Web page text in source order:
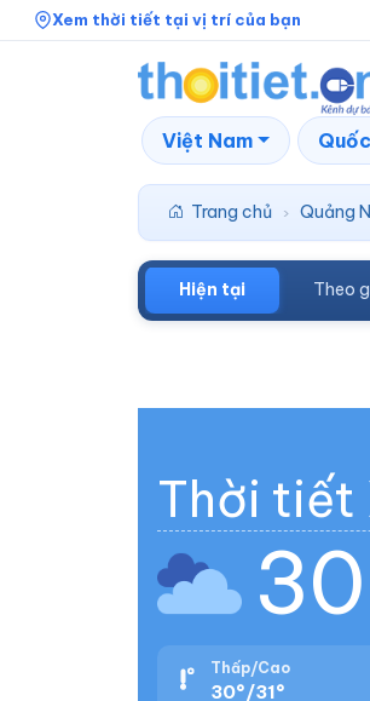
Xem thời tiết tại vị trí của bạn
Việt Nam
Trang chủ › Quảng
Hiện tại Theo
Thời tiết
Thấp/Cao
30°/31°